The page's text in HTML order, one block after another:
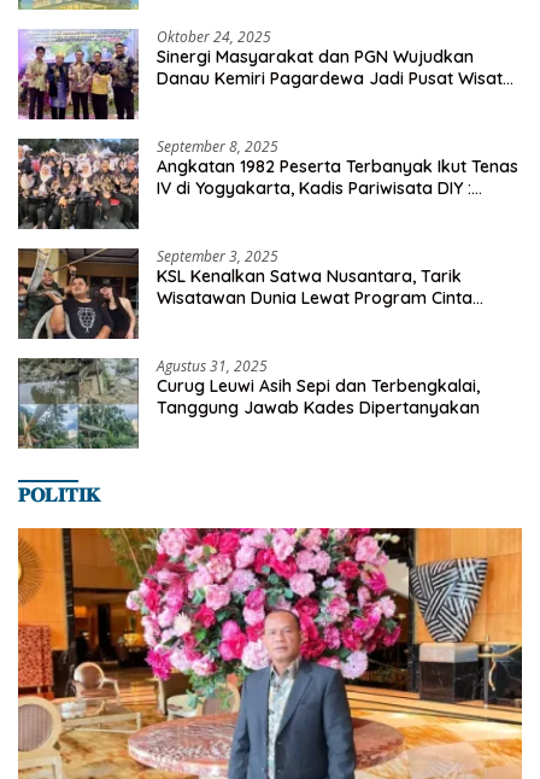
Oktober 24, 2025
Sinergi Masyarakat dan PGN Wujudkan
Danau Kemiri Pagardewa Jadi Pusat Wisata
September 8, 2025
Angkatan 1982 Peserta Terbanyak Ikut Tenas
IV di Yogyakarta, Kadis Pariwisata DIY :
September 3, 2025
KSL Kenalkan Satwa Nusantara, Tarik
Wisatawan Dunia Lewat Program Cinta
Agustus 31, 2025
Curug Leuwi Asih Sepi dan Terbengkalai,
Tanggung Jawab Kades Dipertanyakan
𝐏𝐎𝐋𝐈𝐓𝐈𝐊